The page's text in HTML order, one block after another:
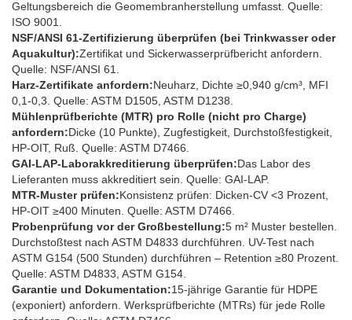
Geltungsbereich die Geomembranherstellung umfasst. Quelle:
ISO 9001.
NSF/ANSI 61-Zertifizierung überprüfen (bei Trinkwasser oder
Aquakultur):Zertifikat und Sickerwasserprüfbericht anfordern.
Quelle: NSF/ANSI 61.
Harz-Zertifikate anfordern:Neuharz, Dichte ≥0,940 g/cm³, MFI
0,1-0,3. Quelle: ASTM D1505, ASTM D1238.
Mühlenprüfberichte (MTR) pro Rolle (nicht pro Charge)
anfordern:Dicke (10 Punkte), Zugfestigkeit, Durchstoßfestigkeit,
HP-OIT, Ruß. Quelle: ASTM D7466.
GAI-LAP-Laborakkreditierung überprüfen:Das Labor des
Lieferanten muss akkreditiert sein. Quelle: GAI-LAP.
MTR-Muster prüfen:Konsistenz prüfen: Dicken-CV <3 Prozent,
HP-OIT ≥400 Minuten. Quelle: ASTM D7466.
Probenprüfung vor der Großbestellung:5 m² Muster bestellen.
Durchstoßtest nach ASTM D4833 durchführen. UV-Test nach
ASTM G154 (500 Stunden) durchführen – Retention ≥80 Prozent.
Quelle: ASTM D4833, ASTM G154.
Garantie und Dokumentation:15-jährige Garantie für HDPE
(exponiert) anfordern. Werksprüfberichte (MTRs) für jede Rolle